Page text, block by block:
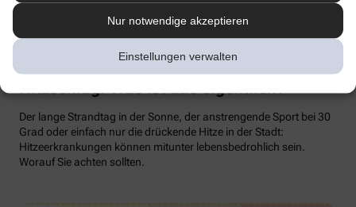
Nur notwendige akzeptieren
Einstellungen verwalten
Flüssigkeitsverluste ausgleichen. Bei Herz-Kreislauf- oder
Nierenerkrankungen sollte man die Trinkmenge ärztlich
besprechen.
Sonnenstich, Hitzeerschöpfung und
Hitzschlag: Was ist das eigentlich?
Der lange Strandtag in der Sonne, der anstrengende Sport bei 30
Grad oder einfach nur die drückende Hitze in der Stadt:
Hitzeerkrankungen können mitunter lebensbedrohlich sein.
Worauf Sie achten sollten.